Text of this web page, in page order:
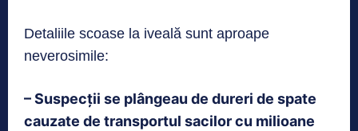
Detaliile scoase la iveală sunt aproape
neverosimile:
– Suspecții se plângeau de dureri de spate
cauzate de transportul sacilor cu milioane